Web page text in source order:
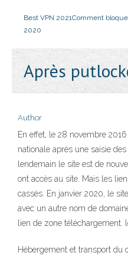
Best VPN 2021Comment
2020
Après
Author
En effet, le 28 novembre
nationale après une saisie
lendemain le site est de
ont accès au site. Mais les
cassés. En janvier 2020, le
avec un autre nom de
lien de zone téléchargement.
Hébergement et transport du